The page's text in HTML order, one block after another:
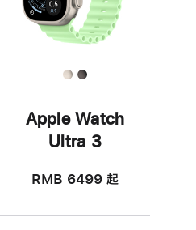
Apple Watch
Ultra 3
RMB 6499 起